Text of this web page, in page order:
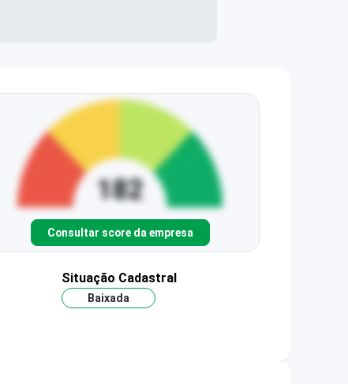
Consultar score da empresa
Situação Cadastral
Baixada